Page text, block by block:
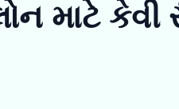
માટે કેવી